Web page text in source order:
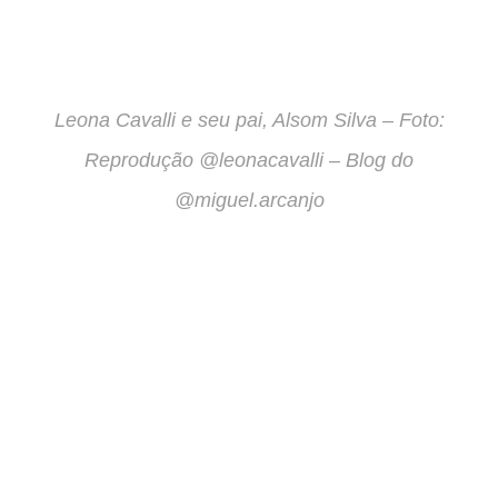
Leona Cavalli e seu pai, Alsom Silva – Foto:
Reprodução @leonacavalli – Blog do
@miguel.arcanjo